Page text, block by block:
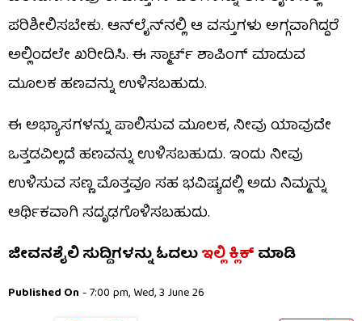
ಪರಿಶೀಲಿಸಬೇಕು. ಆನ್‌ಲೈನ್‌ನಲ್ಲಿ ಆ ವಸ್ತುಗಳು ಅಗ್ಗವಾಗಿದ್ದರೆ
ಅಲ್ಲಿಂದಲೇ ಖರೀದಿಸಿ. ಈ ಸ್ಮಾರ್ಟ್ ಶಾಪಿಂಗ್ ಮಾಡುವ
ಮೂಲಕ ಹಣವನ್ನು ಉಳಿಸಬಹುದು.
ಈ ಅಭ್ಯಾಸಗಳನ್ನು ಪಾಲಿಸುವ ಮೂಲಕ, ನೀವು ಯಾವುದೇ
ಒತ್ತಡವಿಲ್ಲದೆ ಹಣವನ್ನು ಉಳಿಸಬಹುದು. ಇಂದು ನೀವು
ಉಳಿಸುವ ಸಣ್ಣ ಮೊತ್ತವೂ ಸಹ ಭವಿಷ್ಯದಲ್ಲಿ ಅದು ನಿಮ್ಮನ್ನು
ಆರ್ಥಿಕವಾಗಿ ಸದೃಢಗೊಳಿಸಬಹುದು.
ಜೀವನಶೈಲಿಸುದ್ದಿಗಳನ್ನುಓದಲುಇಲ್ಲಿಕ್ಲಿಕ್ಮಾಡಿ
Published On - 7:00 pm, Wed, 3 June 26